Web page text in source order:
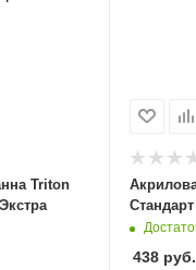
Triton
438руб.